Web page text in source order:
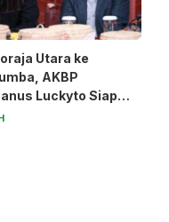
Utara ke
AKBP
Luckyto Siap